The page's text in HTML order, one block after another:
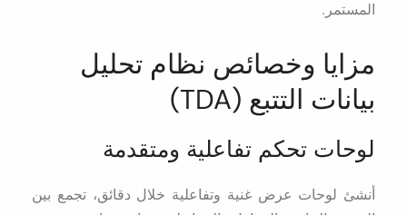
المستمر.
مزايا وخصائص نظام تحليل
بيانات التتبع (TDA)
لوحات تحكم تفاعلية ومتقدمة
أنشئ لوحات عرض غنية وتفاعلية خلال دقائق، تجمع بين